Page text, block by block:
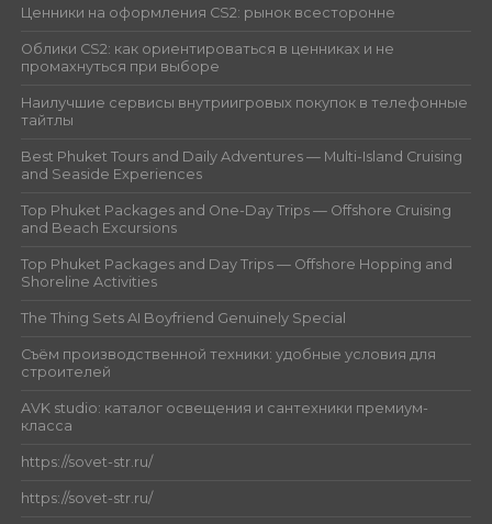
Ценники на оформления CS2: рынок всесторонне
Облики CS2: как ориентироваться в ценниках и не
промахнуться при выборе
Наилучшие сервисы внутриигровых покупок в телефонные
тайтлы
Best Phuket Tours and Daily Adventures — Multi-Island Cruising
and Seaside Experiences
Top Phuket Packages and One-Day Trips — Offshore Cruising
and Beach Excursions
Top Phuket Packages and Day Trips — Offshore Hopping and
Shoreline Activities
The Thing Sets AI Boyfriend Genuinely Special
Съём производственной техники: удобные условия для
строителей
AVK studio: каталог освещения и сантехники премиум-
класса
https://sovet-str.ru/
https://sovet-str.ru/